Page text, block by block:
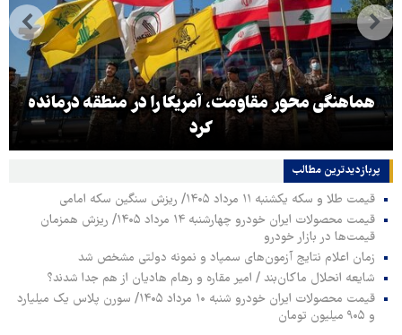
هماهنگی محور مقاومت، آمریکا را در منطقه درمانده
کرد
پربازدیدترین‌ مطالب
قیمت طلا و سکه یکشنبه ۱۱ مرداد ۱۴۰۵/ ریزش سنگین سکه امامی
قیمت محصولات ایران خودرو چهارشنبه ۱۴ مرداد ۱۴۰۵/ ریزش همزمان
قیمت‌ها در بازار خودرو
زمان اعلام نتایج آزمون‌های سمپاد و نمونه دولتی مشخص شد
شایعه انحلال ماکان‌بند / امیر مقاره و رهام هادیان از هم جدا شدند؟
قیمت محصولات ایران خودرو شنبه ۱۰ مرداد ۱۴۰۵/ سورن پلاس یک میلیارد
و ۹۰۵ میلیون تومان